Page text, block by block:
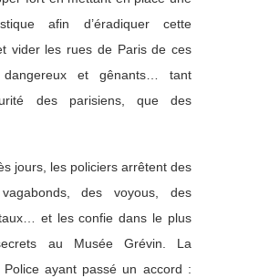
afin d’éradiquer cette
vider les rues de Paris de ces
dangereux et gênants… tant
des parisiens, que des
jours, les policiers arrêtent des
des voyous, des
et les confie dans le plus
au Musée Grévin. La
Police ayant passé un accord :